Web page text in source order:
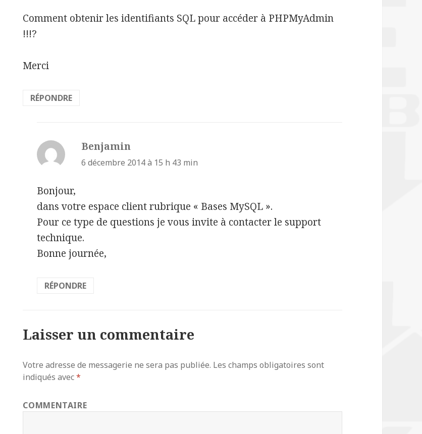
Comment obtenir les identifiants SQL pour accéder à PHPMyAdmin
!!!?
Merci
RÉPONDRE
Benjamin
6 décembre 2014 à 15 h 43 min
Bonjour,
dans votre espace client rubrique « Bases MySQL ».
Pour ce type de questions je vous invite à contacter le support
technique.
Bonne journée,
RÉPONDRE
Laisser un commentaire
Votre adresse de messagerie ne sera pas publiée. Les champs obligatoires sont
indiqués avec*
COMMENTAIRE